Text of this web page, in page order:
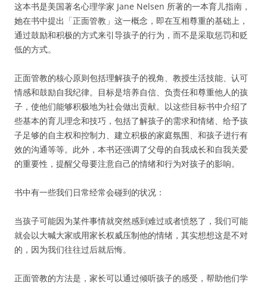
这本书是美国著名心理学家 Jane Nelsen 所著的一本育儿指南，
她在书中提出「正面管教」这一概念，即在互相尊重的基础上，
通过鼓励和积极的方式来引导孩子的行为，而不是采取惩罚和贬
低的方式。
正面管教的核心原则包括理解孩子的视角、教授生活技能、认可
情感和鼓励自我纪律。目标是培养自信、负责任和尊重他人的孩
子，使他们能够积极地为社会做出贡献。以这些目标书中介绍了
些基本的育儿理念和技巧，包括了解孩子的需求和情绪、给予孩
子足够的自主权和控制力、建立积极的家庭氛围、和孩子进行有
效的沟通等等。此外，本书还强调了父母的自我成长和自我关爱
的重要性，提醒父母要注意自己的情绪和行为对孩子的影响。
书中有一些我们日常经常会碰到的状况：
当孩子可能因为某件事情就突然感到难过或者愤怒了，我们可能
就会以大喊大家或用家长权威压制他的情绪，其实想想这是不对
的，因为我们往往过后就后悔。
正面管教的方法是，家长可以通过倾听孩子的感受，帮助他们学